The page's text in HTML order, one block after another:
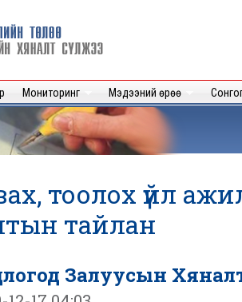
Мониторинг Мэдээний өрөө
тоолох үйл
тайлан
Залуусын